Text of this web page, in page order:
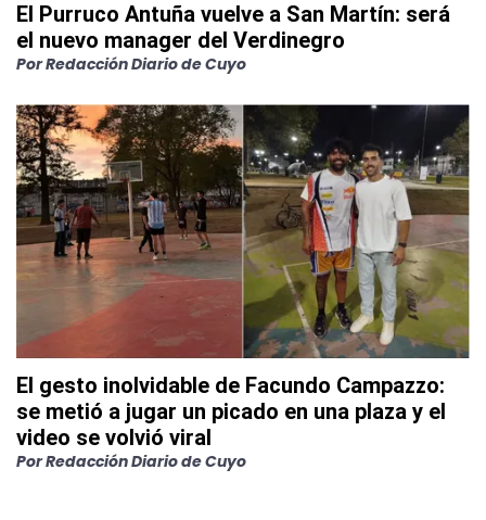
El Purruco Antuña vuelve a San Martín: será
el nuevo manager del Verdinegro
PorRedacción Diario de Cuyo
El gesto inolvidable de Facundo Campazzo:
se metió a jugar un picado en una plaza y el
video se volvió viral
PorRedacción Diario de Cuyo